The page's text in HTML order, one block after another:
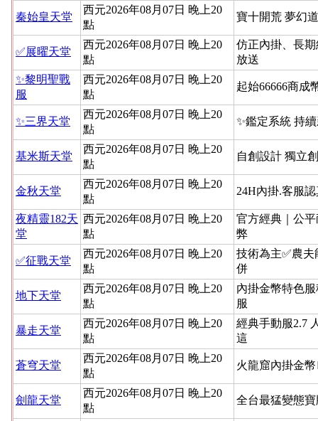
秦始皇天堂
西元2026年08月07日 晚上20
點
寶十開荒 夢幻
✅展曜天堂
西元2026年08月07日 晚上20
點
仿正內掛、長
放送
✨黎明聖戰
服
西元2026年08月07日 晚上20
點
起始66666商成
✨三界天堂
西元2026年08月07日 晚上20
點
✨鑑定系統 持
基米斯天堂
西元2026年08月07日 晚上20
點
自創設計 獨立
金秋天堂
西元2026年08月07日 晚上20
點
24H內掛.客服
夜精靈182天
堂
西元2026年08月07日 晚上20
點
官方經典｜公
弊
✅征戰天堂
西元2026年08月07日 晚上20
點
技術為主✅農夫
併
地下天堂
西元2026年08月07日 晚上20
點
內掛金幣特色
服
暴走天堂
西元2026年08月07日 晚上20
點
經典手動服2.7
這
蒼穹天堂
西元2026年08月07日 晚上20
點
火龍窟內掛金
劍龍天堂
西元2026年08月07日 晚上20
點
全台最猛變態寶